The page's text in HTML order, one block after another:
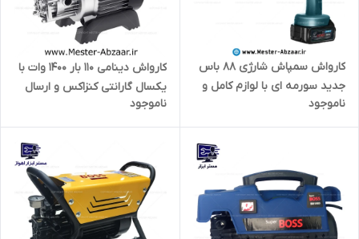
کارواش سمپاش شارژی 88 باس
جدید سورمه ای با لوازم کامل و
کیف مدل BOSS 88VF
ناموجود
کارواش دینامی 110 بار 1400 وات با
یکسال گارانتی کنزاکس و ارسال
فوری مدل KENZAX KPW-6524
ناموجود